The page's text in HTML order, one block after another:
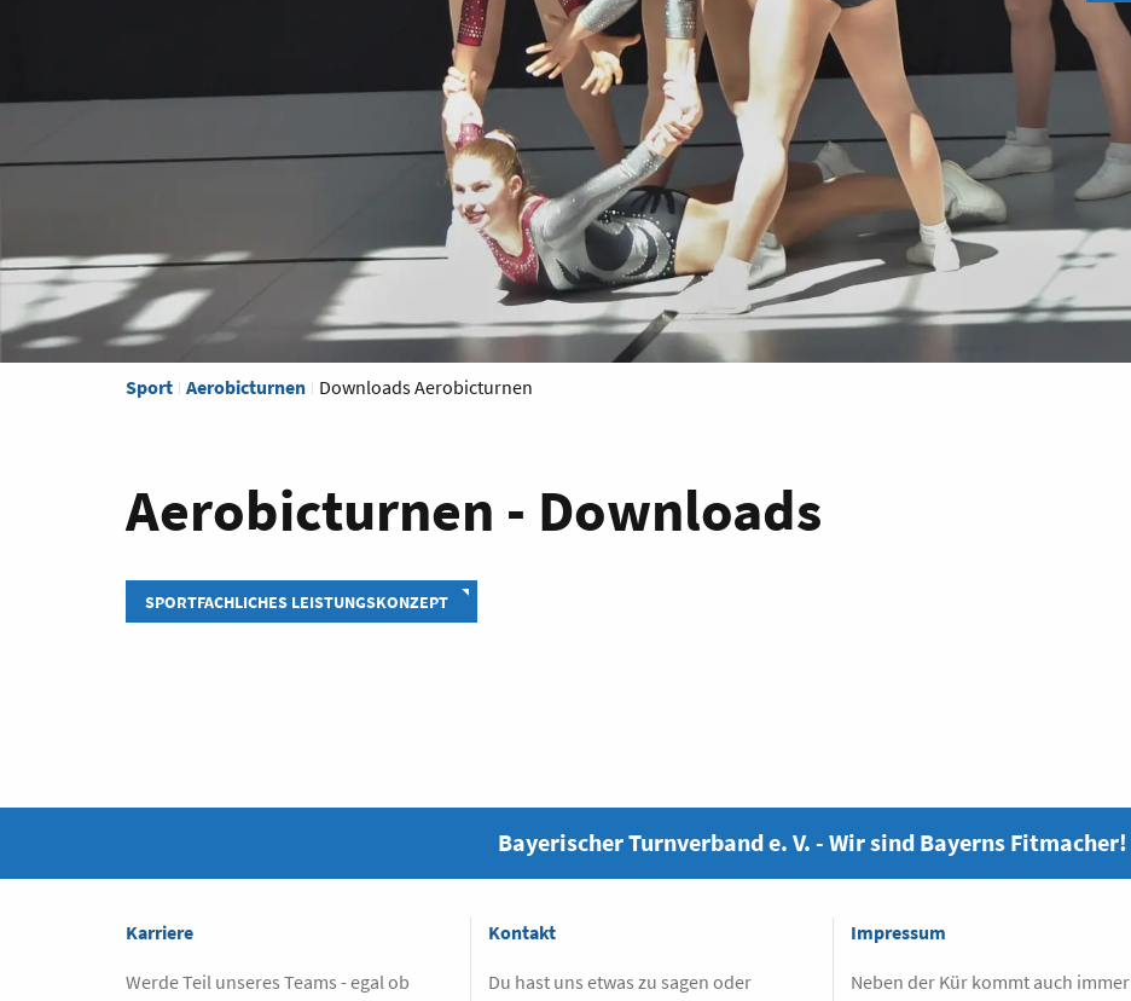
Sport Aerobicturnen Downloads Aerobicturnen
Aerobicturnen - Downloads
SPORTFACHLICHES LEISTUNGSKONZEPT
Bayerischer Turnverband e. V. - Wir sind Bayerns Fitmacher!
Karriere
Werde Teil unseres Teams - egal ob
Kontakt
Du hast uns etwas zu sagen oder
Impressum
Neben der Kür kommt auch immer